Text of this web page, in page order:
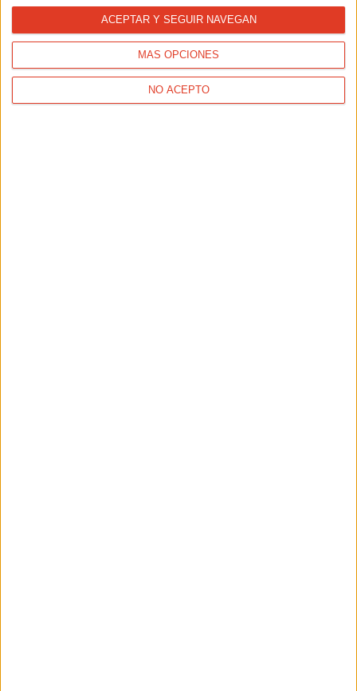
MÁS OPCIONES
NO ACEPTO
ACEPTAR Y SEGUIR NAVEGAN